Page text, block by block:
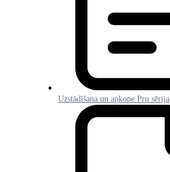
Uzstādīšana un apkope Pro sērija